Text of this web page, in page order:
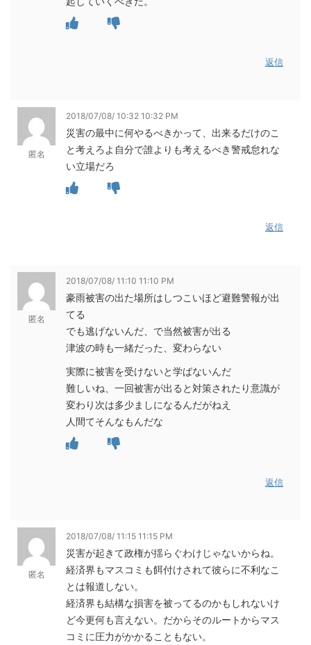
返信
匿名
2018/07/08/ 10:32 10:32 PM
災害の最中に何やるべきかって、出来るだけのこ
と考えろよ自分で誰よりも考えるべき警戒怠れな
い立場だろ
返信
匿名
2018/07/08/ 11:10 11:10 PM
豪雨被害の出た場所はしつこいほど避難警報が出
てる
でも逃げないんだ、で当然被害が出る
津波の時も一緒だった、変わらない
実際に被害を受けないと学ばないんだ
難しいね、一回被害が出ると対策されたり意識が
変わり次は多少ましになるんだがねえ
人間てそんなもんだな
返信
匿名
2018/07/08/ 11:15 11:15 PM
災害が起きて政権が揺らぐわけじゃないからね。
経済界もマスコミも餌付けされて彼らに不利なこ
とは報道しない。
経済界も結構な損害を被ってるのかもしれないけ
ど今更何も言えない。だからそのルートからマス
コミに圧力がかかることもない。